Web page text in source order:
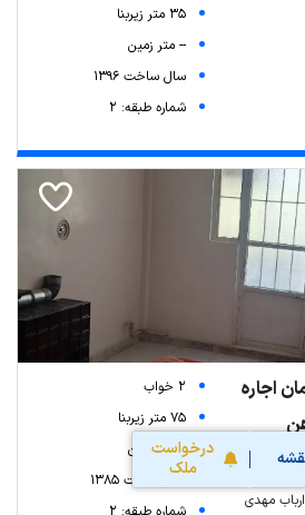
درخواست
ملک
35 متر زیربنا
-- متر زمین
سال ساخت 1396
شماره طبقه: 2
2 خواب
75 متر زیربنا
-- متر زمین
سال ساخت 1385